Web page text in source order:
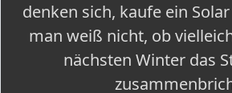
denken sich, kaufe ein
man weiß nicht, ob
nächsten Winter das